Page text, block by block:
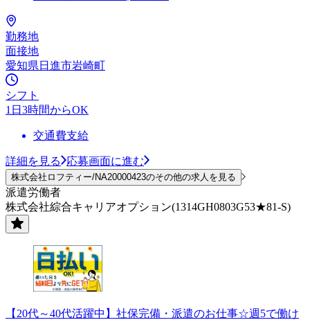
勤務地
面接地
愛知県日進市岩崎町
シフト
1日3時間からOK
交通費支給
詳細を見る 応募画面に進む
株式会社ロフティー/NA20000423のその他の求人を見る
派遣労働者
株式会社綜合キャリアオプション(1314GH0803G53★81-S)
【20代～40代活躍中】社保完備・派遣のお仕事☆週5で働け